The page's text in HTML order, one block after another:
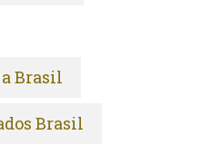
Brasil
Brasil